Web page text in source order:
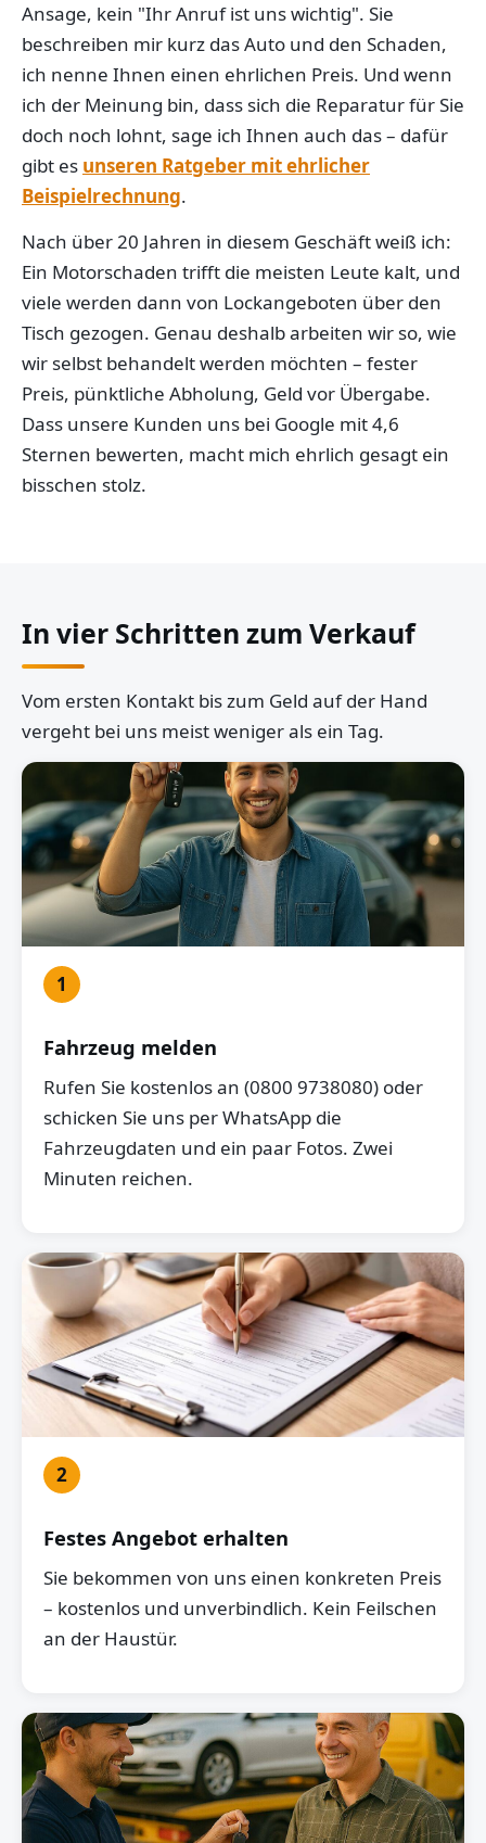
Ansage, kein "Ihr Anruf ist uns wichtig". Sie
beschreiben mir kurz das Auto und den Schaden,
ich nenne Ihnen einen ehrlichen Preis. Und wenn
ich der Meinung bin, dass sich die Reparatur für Sie
doch noch lohnt, sage ich Ihnen auch das – dafür
gibt es unseren Ratgeber mit ehrlicher
Beispielrechnung.
Nach über 20 Jahren in diesem Geschäft weiß ich:
Ein Motorschaden trifft die meisten Leute kalt, und
viele werden dann von Lockangeboten über den
Tisch gezogen. Genau deshalb arbeiten wir so, wie
wir selbst behandelt werden möchten – fester
Preis, pünktliche Abholung, Geld vor Übergabe.
Dass unsere Kunden uns bei Google mit 4,6
Sternen bewerten, macht mich ehrlich gesagt ein
bisschen stolz.
In vier Schritten zum Verkauf
Vom ersten Kontakt bis zum Geld auf der Hand
vergeht bei uns meist weniger als ein Tag.
1
Fahrzeug melden
Rufen Sie kostenlos an (0800 9738080) oder
schicken Sie uns per WhatsApp die
Fahrzeugdaten und ein paar Fotos. Zwei
Minuten reichen.
2
Festes Angebot erhalten
Sie bekommen von uns einen konkreten Preis
– kostenlos und unverbindlich. Kein Feilschen
an der Haustür.